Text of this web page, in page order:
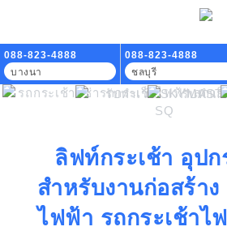
088-823-4888
บางนา
088-823-4888
ชลบุรี
ลิฟท์กระเช้า อุป
สำหรับงานก่อสร้าง
ไฟฟ้า รถกระเช้าไ